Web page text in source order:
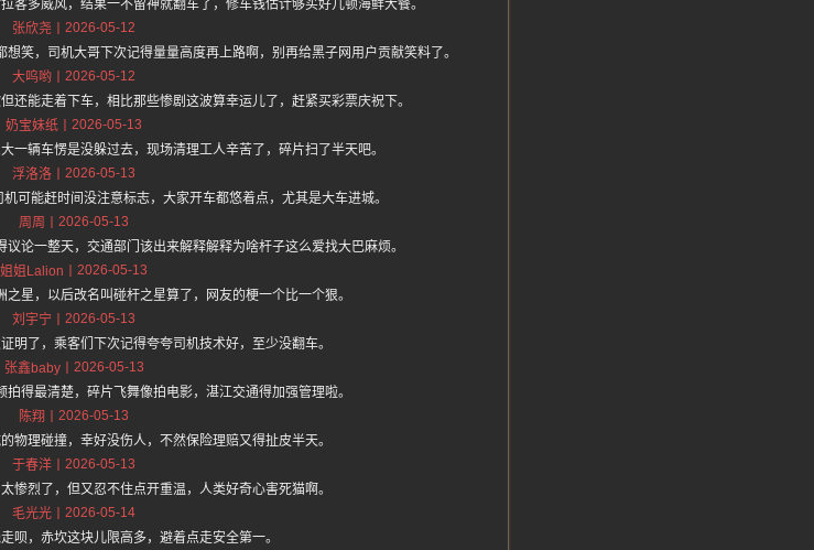
客多威风，结果一不留神就翻车了，修车钱估计够买好几顿海鲜大餐。
张欣尧
2026-05-12
笑，司机大哥下次记得量量高度再上路啊，别再给黑子网用户贡献笑料了。
大呜哟
2026-05-12
还能走着下车，相比那些惨剧这波算幸运儿了，赶紧买彩票庆祝下。
奶宝妹纸
2026-05-13
一辆车愣是没躲过去，现场清理工人辛苦了，碎片扫了半天吧。
浮洛洛
2026-05-13
可能赶时间没注意标志，大家开车都悠着点，尤其是大车进城。
周周
2026-05-13
论一整天，交通部门该出来解释解释为啥杆子这么爱找大巴麻烦。
姐姐Lalion
2026-05-13
星，以后改名叫碰杆之星算了，网友的梗一个比一个狠。
刘宇宁
2026-05-13
明了，乘客们下次记得夸夸司机技术好，至少没翻车。
张鑫baby
2026-05-13
得最清楚，碎片飞舞像拍电影，湛江交通得加强管理啦。
陈翔
2026-05-13
物理碰撞，幸好没伤人，不然保险理赔又得扯皮半天。
于春洋
2026-05-13
惨烈了，但又忍不住点开重温，人类好奇心害死猫啊。
毛光光
2026-05-14
呗，赤坎这块儿限高多，避着点走安全第一。